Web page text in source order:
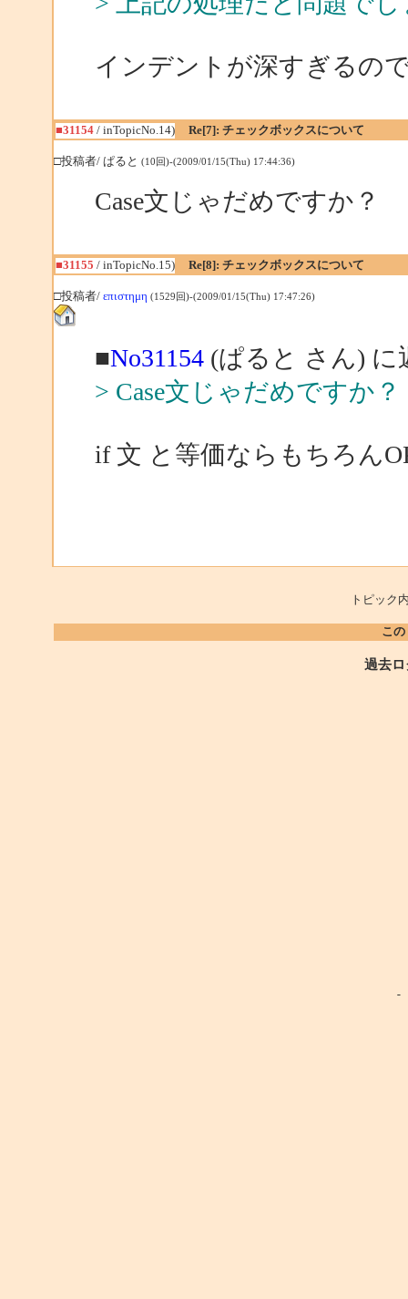
インデントが深すぎるの
■31154/ inTopicNo.14) Re[7]: チェックボックスについて
□投稿者/ ぱると (10回)-(2009/01/15(Thu) 17:44:36)
Case文じゃだめですか？
■31155 / inTopicNo.15) Re[8]: チェックボックスについて
□投稿者/ επιστημη (1529回)-(2009/01/15(Thu) 17:47:26)
■No31154(ぱると さん) に
> Case文じゃだめですか？
if 文 と等価ならもちろん
トピッ
こ
過去